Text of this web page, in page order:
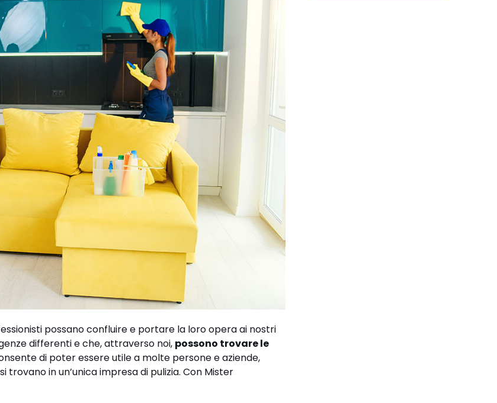
possano confluire e portare la loro opera ai nostri
differenti e che, attraverso noi, possono trovare le
di poter essere utile a molte persone e aziende,
in un’unica impresa di pulizia. Con Mister